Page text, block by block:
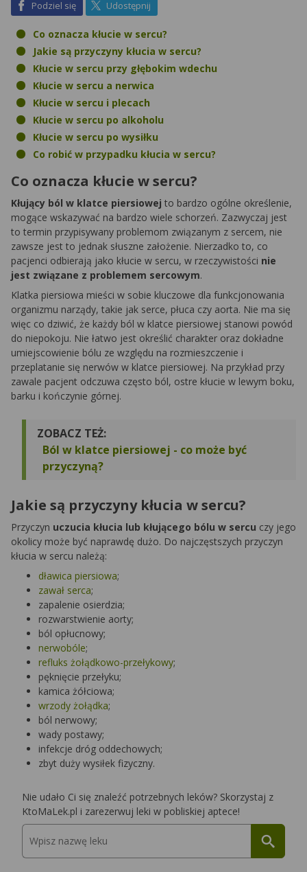
Podziel sięna FacebookUdostępnij
Co oznacza kłucie w sercu?
Jakie są przyczyny kłucia w sercu?
Kłucie w sercu przy głębokim wdechu
Kłucie w sercu a nerwica
Kłucie w sercu i plecach
Kłucie w sercu po alkoholu
Kłucie w sercu po wysiłku
Co robić w przypadku kłucia w sercu?
Co oznacza kłucie w sercu?
Kłujący ból w klatce piersiowej to bardzo ogólne określenie,
mogące wskazywać na bardzo wiele schorzeń. Zazwyczaj jest
to termin przypisywany problemom związanym z sercem, nie
zawsze jest to jednak słuszne założenie. Nierzadko to, co
pacjenci odbierają jako kłucie w sercu, w rzeczywistości nie
jest związane z problemem sercowym.
Klatka piersiowa mieści w sobie kluczowe dla funkcjonowania
organizmu narządy, takie jak serce, płuca czy aorta. Nie ma się
więc co dziwić, że każdy ból w klatce piersiowej stanowi powód
do niepokoju. Nie łatwo jest określić charakter oraz dokładne
umiejscowienie bólu ze względu na rozmieszczenie i
przeplatanie się nerwów w klatce piersiowej. Na przykład przy
zawale pacjent odczuwa często ból, ostre kłucie w lewym boku,
barku i kończynie górnej.
ZOBACZ TEŻ:
Ból w klatce piersiowej - co może być
przyczyną?
Jakie są przyczyny kłucia w sercu?
Przyczyn uczucia kłucia lub kłującego bólu w sercu czy jego
okolicy może być naprawdę dużo. Do najczęstszych przyczyn
kłucia w sercu należą:
dławica piersiowa;
zawał serca;
zapalenie osierdzia;
rozwarstwienie aorty;
ból opłucnowy;
nerwobóle;
refluks żołądkowo-przełykowy;
pęknięcie przełyku;
kamica żółciowa;
wrzody żołądka;
ból nerwowy;
wady postawy;
infekcje dróg oddechowych;
zbyt duży wysiłek fizyczny.
Nie udało Ci się znaleźć potrzebnych leków? Skorzystaj z
KtoMaLek.pl i zarezerwuj leki w pobliskiej aptece!